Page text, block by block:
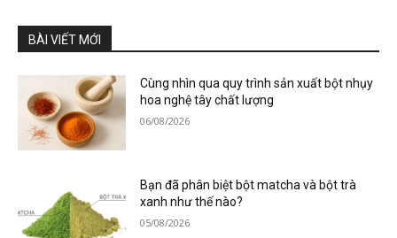
BÀI VIẾT MỚI
Cùng nhìn qua quy trình sản xuất bột nhụy
hoa nghệ tây chất lượng
06/08/2026
Bạn đã phân biệt bột matcha và bột trà
xanh như thế nào?
05/08/2026